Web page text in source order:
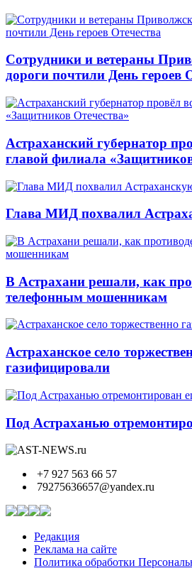
Сотрудники и ветераны
дороги почтили День героев
Астраханский губернатор
главой филиала
Глава МИД похвалил
В Астрахани решали, как
телефонным мошенникам
Астраханское село
газифицировали
Под Астраханью
+7 927 563 66 57
79275636657@yandex.ru
Редакция
Реклама на сайте
Политика обработки